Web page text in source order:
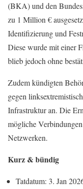
(BKA) und den
zu 1 Million €
Identifizierung und
Diese wurde mit einer
blieb jedoch ohne
Zudem kündigten
gegen
Infrastruktur an. Die
mögliche
Netzwerken.
Kurz & bündig
Tatdatum: 3. Jan